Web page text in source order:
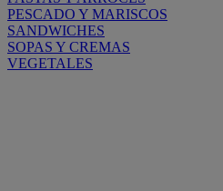
PESCADO Y MARISCOS
SANDWICHES
SOPAS Y CREMAS
VEGETALES